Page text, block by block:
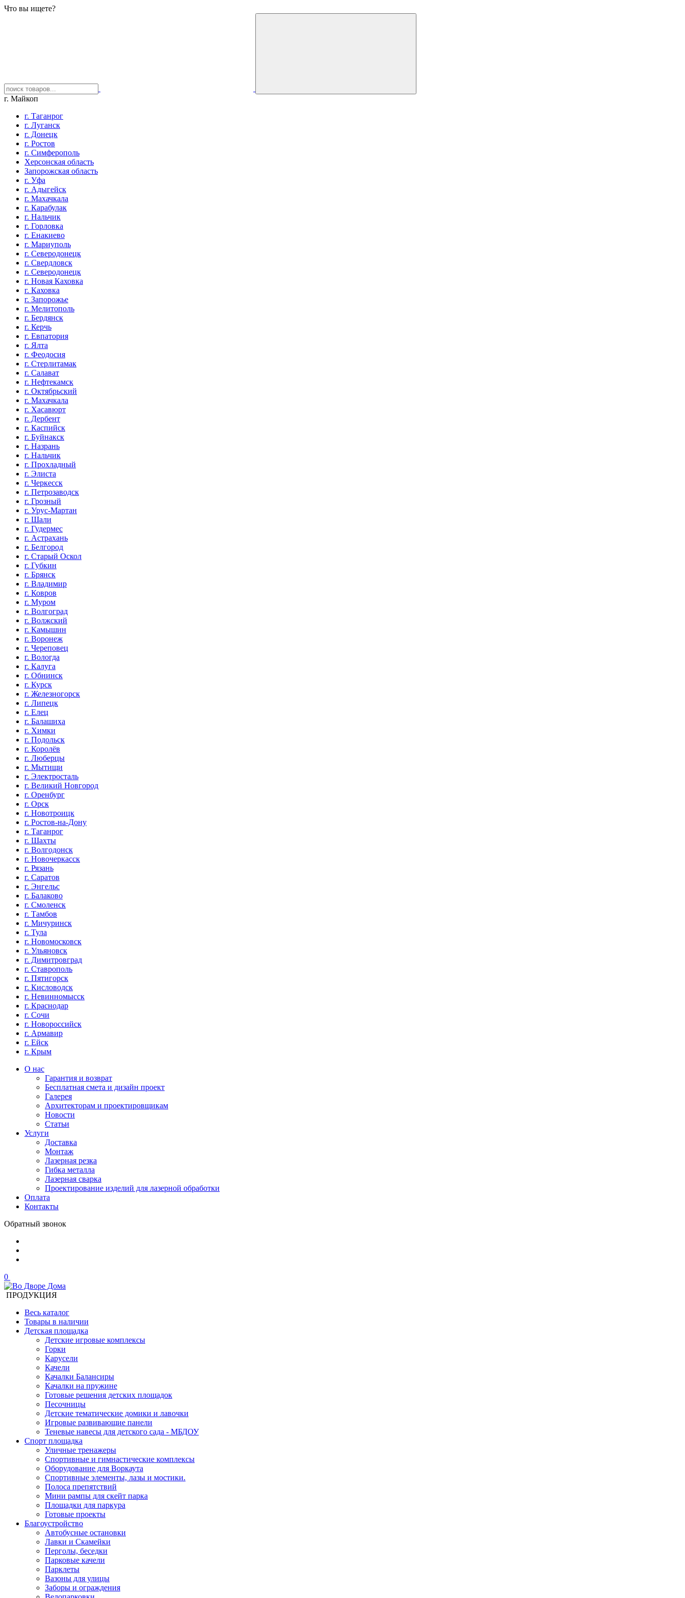
Что вы ищете?
г. Майкоп
г. Таганрог
г. Луганск
г. Донецк
г. Ростов
г. Симферополь
Херсонская область
Запорожская область
г. Уфа
г. Адыгейск
г. Махачкала
г. Карабулак
г. Нальчик
г. Горловка
г. Енакиево
г. Мариуполь
г. Северодонецк
г. Свердловск
г. Северодонецк
г. Новая Каховка
г. Каховка
г. Запорожье
г. Мелитополь
г. Бердянск
г. Керчь
г. Евпатория
г. Ялта
г. Феодосия
г. Стерлитамак
г. Салават
г. Нефтекамск
г. Октябрьский
г. Махачкала
г. Хасавюрт
г. Дербент
г. Каспийск
г. Буйнакск
г. Назрань
г. Нальчик
г. Прохладный
г. Элиста
г. Черкесск
г. Петрозаводск
г. Грозный
г. Урус-Мартан
г. Шали
г. Гудермес
г. Астрахань
г. Белгород
г. Старый Оскол
г. Губкин
г. Брянск
г. Владимир
г. Ковров
г. Муром
г. Волгоград
г. Волжский
г. Камышин
г. Воронеж
г. Череповец
г. Вологда
г. Калуга
г. Обнинск
г. Курск
г. Железногорск
г. Липецк
г. Елец
г. Балашиха
г. Химки
г. Подольск
г. Королёв
г. Люберцы
г. Мытищи
г. Электросталь
г. Великий Новгород
г. Оренбург
г. Орск
г. Новотроицк
г. Ростов-на-Дону
г. Таганрог
г. Шахты
г. Волгодонск
г. Новочеркасск
г. Рязань
г. Саратов
г. Энгельс
г. Балаково
г. Смоленск
г. Тамбов
г. Мичуринск
г. Тула
г. Новомосковск
г. Ульяновск
г. Димитровград
г. Ставрополь
г. Пятигорск
г. Кисловодск
г. Невинномысск
г. Краснодар
г. Сочи
г. Новороссийск
г. Армавир
г. Ейск
г. Крым
О нас
Гарантия и возврат
Бесплатная смета и дизайн проект
Галерея
Архитекторам и проектировщикам
Новости
Статьи
Услуги
Доставка
Монтаж
Лазерная резка
Гибка металла
Лазерная сварка
Проектирование изделий для лазерной обработки
Оплата
Контакты
Обратный звонок
0
ПРОДУКЦИЯ
Весь каталог
Товары в наличии
Детская площадка
Детские игровые комплексы
Горки
Карусели
Качели
Качалки Балансиры
Качалки на пружине
Готовые решения детских площадок
Песочницы
Детские тематические домики и лавочки
Игровые развивающие панели
Теневые навесы для детского сада - МБДОУ
Спорт площадка
Уличные тренажеры
Спортивные и гимнастические комплексы
Оборудование для Воркаута
Спортивные элементы, лазы и мостики.
Полоса препятствий
Мини рампы для скейт парка
Площадки для паркура
Готовые проекты
Благоустройство
Автобусные остановки
Лавки и Скамейки
Перголы, беседки
Парковые качели
Парклеты
Вазоны для улицы
Заборы и ограждения